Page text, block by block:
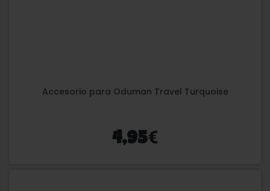
Accesorio para Oduman Travel Turquoise
4,95€